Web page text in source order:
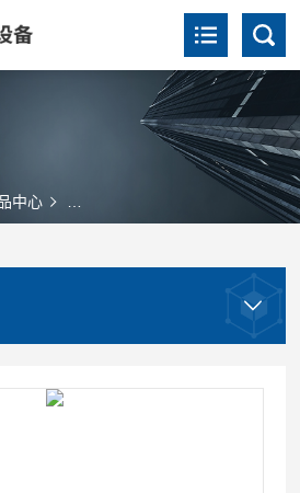
中心 低温恒定湿热试验箱（高精度）